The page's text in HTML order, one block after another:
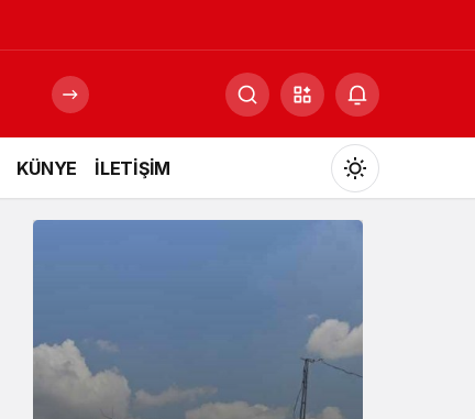
KÜNYE İLETİŞİM
Mod
değiştir